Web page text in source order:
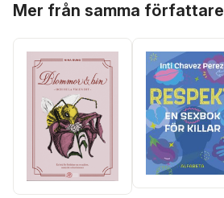
Mer från samma författare